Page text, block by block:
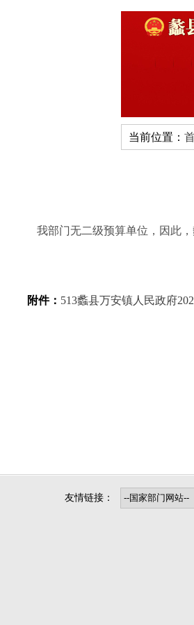
当前位置：
我部门无二级预算单位，因此
附件： 513蠡县万安镇人民政府
友情链接：